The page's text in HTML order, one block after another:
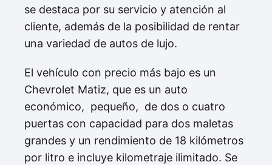
se destaca por su servicio y atención al
cliente, además de la posibilidad de rentar
una variedad de autos de lujo.
El vehículo con precio más bajo es un
Chevrolet Matiz, que es un auto
económico, pequeño, de dos o cuatro
puertas con capacidad para dos maletas
grandes y un rendimiento de 18 kilómetros
por litro e incluye kilometraje ilimitado. Se